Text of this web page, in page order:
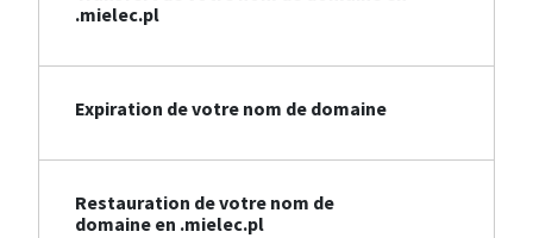
.mielec.pl
Expiration de votre nom de domaine
Restauration de votre nom de
domaine en .mielec.pl